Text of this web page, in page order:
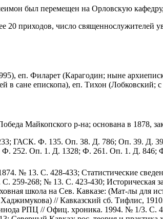
был перемещен на Орловскую
приходов, число священнослужителей
еп. Филарет (Карагодин; ныне
в сане епископа), еп. Тихон (Лобковский; с
Майкопского р-на; основана в 1878,
ГАСК. Ф. 135. Оп. 38. Д. 786; Оп. 39. Д.
252. Оп. 1. Д. 1328; Ф. 261. Оп. 1. Д.
№ 13. С. 428-433; Статистические
259-268; № 13. С. 423-430; Историческая
школа на Сев. Кавказе: (Мат-лы для
// Кавказский сб. Тифлис,
РПЦ // Офиц. хроника. 1994. № 1/